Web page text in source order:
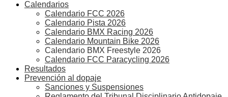
Calendarios
Calendario FCC 2026
Calendario Pista 2026
Calendario BMX Racing 2026
Calendario Mountain Bike 2026
Calendario BMX Freestyle 2026
Calendario FCC Paracycling 2026
Resultados
Prevención al dopaje
Sanciones y Suspensiones